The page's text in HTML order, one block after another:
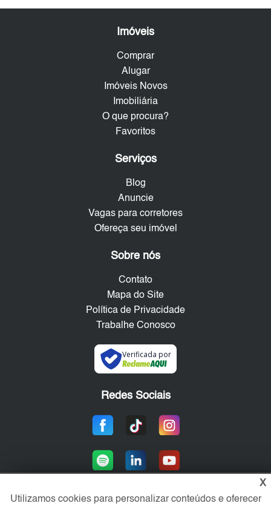
Imóveis
Comprar
Alugar
Imóveis Novos
Imobiliária
O que procura?
Favoritos
Serviços
Blog
Anuncie
Vagas para corretores
Ofereça seu imóvel
Sobre nós
Contato
Mapa do Site
Política de Privacidade
Trabalhe Conosco
Verificada por
Redes Sociais
X
Utilizamos cookies para personalizar conteúdos e oferecer